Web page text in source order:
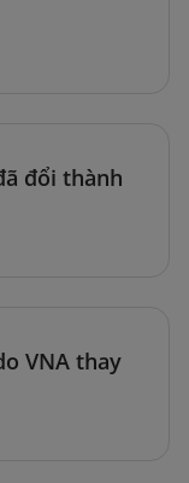
đổi thành
VNA thay